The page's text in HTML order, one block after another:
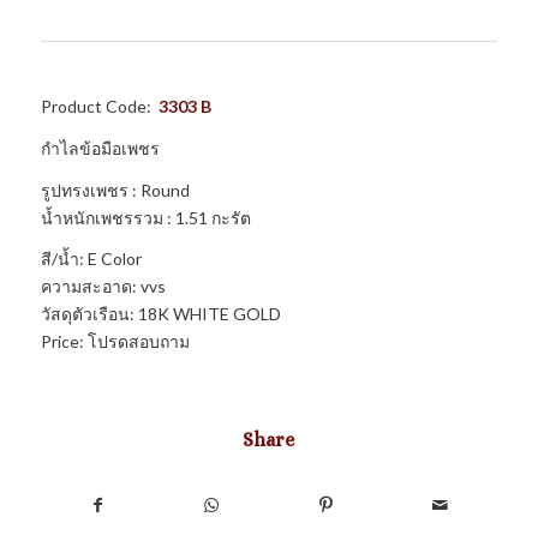
Product Code: 3303 B
กำไลข้อมือเพชร
รูปทรงเพชร : Round
น้ำหนักเพชรรวม : 1.51 กะรัต
สี/น้ำ: E Color
ความสะอาด: vvs
วัสดุตัวเรือน: 18K WHITE GOLD
Price: โปรดสอบถาม
Share